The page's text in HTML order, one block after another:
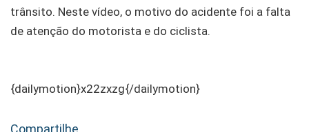
trânsito. Neste vídeo, o motivo do acidente foi a falta
de atenção do motorista e do ciclista.
{dailymotion}x22zxzg{/dailymotion}
Compartilhe